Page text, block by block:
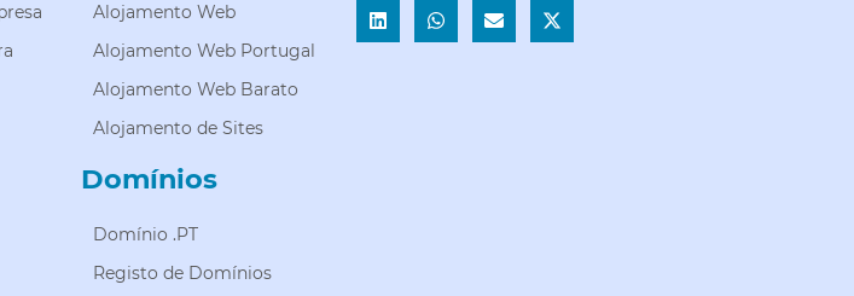
Alojamento Web
Alojamento Web Portugal
Alojamento Web Barato
Alojamento de Sites
Domínios
Domínio .PT
Registo de Domínios